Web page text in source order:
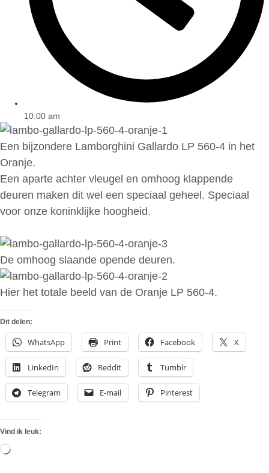
10:00 am
Een bijzondere Lamborghini Gallardo LP 560-4 in het
Oranje.
Een aparte achter vleugel en omhoog klappende
deuren maken dit wel een speciaal geheel. Speciaal
voor onze koninklijke hoogheid.
De omhoog slaande opende deuren.
Hier het totale beeld van de Oranje LP 560-4.
Dit delen:
WhatsApp Print Facebook X
LinkedIn Reddit Tumblr
Telegram E-mail Pinterest
Vind ik leuk:
Aan